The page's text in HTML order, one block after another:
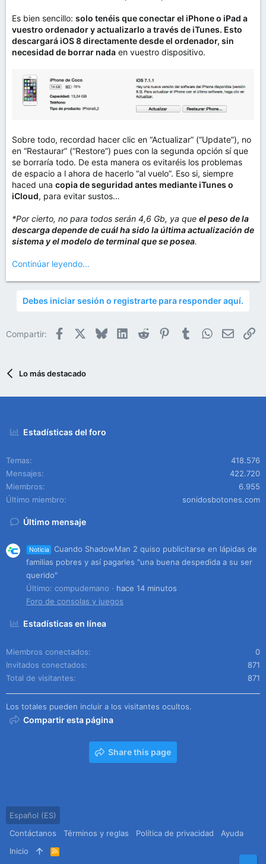
Es bien sencillo: solo tenéis que conectar el iPhone o iPad a
vuestro ordenador y actualizarlo a través de iTunes. Esto
descargará iOS 8 directamente desde el ordenador, sin
necesidad de borrar nada en vuestro dispositivo.
Sobre todo, recordad hacer clic en “Actualizar” (“Update”), no
en “Restaurar” (“Restore”) pues con la segunda opción sí que
se borraría todo. De esta manera os evitaréis los problemas
de espacio a l ahora de hacerlo “al vuelo”. Eso si, siempre
haced una copia de seguridad antes mediante iTunes o
iCloud, para evitar sustos…
*Por cierto, no para todos serán 4,6 Gb, ya que el peso de la
descarga depende de cuál ha sido la última actualización de
sistema y el modelo de terminal que se posea.
Continúar leyendo...
Debes iniciar sesión o registrarte para responder aquí.
Compartir: Facebook BlueskyLinkedIn
Reddit PinterestTumblrWhatsApp
Email
Lo más destacado
Estadísticas del foro
Temas
418.576
Mensajes
422.720
Miembros
6.955
Último miembro
sonidosbotones.com
Último mensaje
Noticia
Cuando ShadowMan 2 quiso publicitarse en lápidas de
familias pobres y así pagarles "una buena despedida a su ser
querido"
Último: compudemano
hace 14 minutos
Foro de consolas y juegos
Estadísticas en línea
Miembros conectados
0
Invitados conectados
871
Total de visitantes
871
Los totales pueden incluir a los visitantes ocultos.
Compartir esta página
Share this page
Español (ES)
Contáctanos
Términos y reglas Política de privacidad
Ayuda
Inicio
R
S